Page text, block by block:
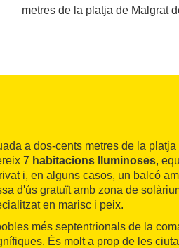
metres de la platja de Malgrat
a dos-cents metres de la platja
7 habitacions lluminoses,
i, en alguns casos, un balcó
d'ús gratuït amb zona de
en marisc i peix.
més septentrionals de la
És molt a prop de les